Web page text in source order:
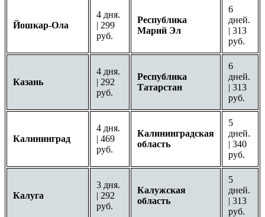
Йошкар-Ола
4 дня.
| 299
руб.
Республика
Марий Эл
6
дней.
| 313
руб.
Казань
4 дня.
| 292
руб.
Республика
Татарстан
6
дней.
| 313
руб.
Калининград
4 дня.
| 469
руб.
Калининградская
область
5
дней.
| 340
руб.
Калуга
3 дня.
| 292
руб.
Калужская
область
5
дней.
| 313
руб.